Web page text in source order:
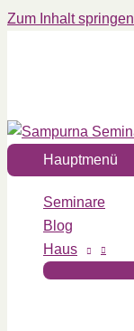
Zum Inhalt springen
Hauptmenü
Seminare
Blog
Haus